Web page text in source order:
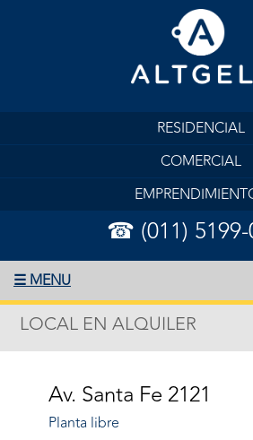
RESIDENCIAL
COMERCIAL
☎ (011) 5199-
☰ MENU
LOCAL EN ALQUILER
Av. Santa Fe 2121
Planta libre